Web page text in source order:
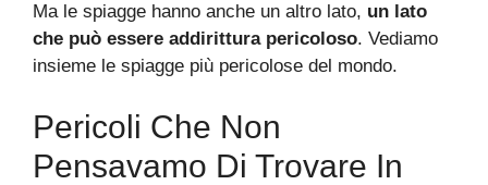
Ma le spiagge hanno anche un altro lato, un lato
che può essere addirittura pericoloso. Vediamo
insieme le spiagge più pericolose del mondo.
Pericoli Che Non
Pensavamo Di Trovare In